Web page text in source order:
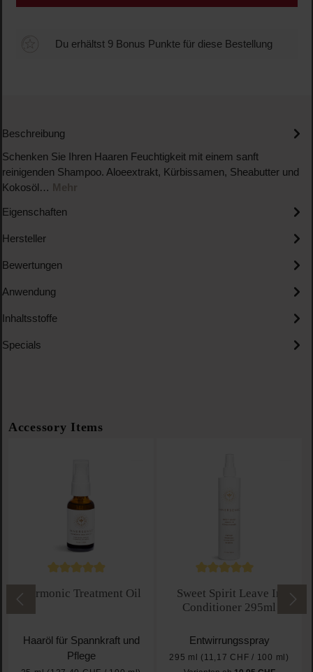
Du erhältst 9 Bonus Punkte für diese Bestellung
Beschreibung
Schenken Sie Ihren Haaren Feuchtigkeit mit einem sanft
reinigenden Shampoo. Aloeextrakt, Kürbissamen, Sheabutter und
Kokosöl… Mehr
Eigenschaften
Hersteller
Bewertungen
Anwendung
Inhaltsstoffe
Specials
Produktgalerie überspringen
Accessory Items
Durchschnittliche Bewertung von 4.8 von 5 Sternen
Harmonic Treatment Oil
Haaröl für Spannkraft und
Pflege
Durchschnittliche
Sweet Spirit Leave In
Conditioner 295ml
Entwirrungsspray
295 ml (11,17 CHF / 100 ml)